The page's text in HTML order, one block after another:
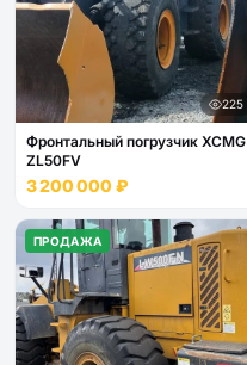
225
Фронтальный погрузчик XCMG
ZL50FV
3 200 000 ₽
ПРОДАЖА